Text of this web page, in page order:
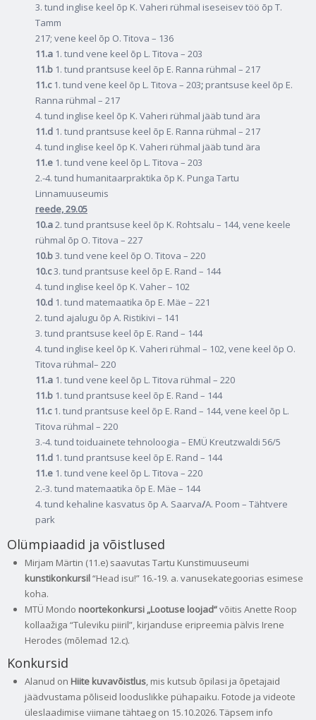
3. tund inglise keel õp K. Vaheri rühmal iseseisev töö õp T.
Tamm
217; vene keel õp O. Titova – 136
11.a 1. tund vene keel õp L. Titova – 203
11.b 1. tund prantsuse keel õp E. Ranna rühmal – 217
11.c 1. tund vene keel õp L. Titova – 203; prantsuse keel õp E.
Ranna rühmal – 217
4. tund inglise keel õp K. Vaheri rühmal jääb tund ära
11.d 1. tund prantsuse keel õp E. Ranna rühmal – 217
4. tund inglise keel õp K. Vaheri rühmal jääb tund ära
11.e 1. tund vene keel õp L. Titova – 203
2.-4. tund humanitaarpraktika õp K. Punga Tartu
Linnamuuseumis
reede, 29.05
10.a2. tund prantsuse keel õp K. Rohtsalu – 144, vene keele
rühmal õp O. Titova – 227
10.b3. tund vene keel õp O. Titova – 220
10.c3. tund prantsuse keel õp E. Rand – 144
4. tund inglise keel õp K. Vaher – 102
10.d 1. tund matemaatika õp E. Mäe – 221
2. tund ajalugu õp A. Ristikivi – 141
3. tund prantsuse keel õp E. Rand – 144
4. tund inglise keel õp K. Vaheri rühmal – 102, vene keel õp O.
Titova rühmal– 220
11.a 1. tund vene keel õp L. Titova rühmal – 220
11.b 1. tund prantsuse keel õp E. Rand – 144
11.c 1. tund prantsuse keel õp E. Rand – 144, vene keel õp L.
Titova rühmal – 220
3.-4. tund toiduainete tehnoloogia – EMÜ Kreutzwaldi 56/5
11.d 1. tund prantsuse keel õp E. Rand – 144
11.e 1. tund vene keel õp L. Titova – 220
2.-3. tund matemaatika õp E. Mäe – 144
4. tund kehaline kasvatus õp A. Saarva/A. Poom – Tähtvere
park
Olümpiaadid ja võistlused
Mirjam Märtin (11.e) saavutas Tartu Kunstimuuseumi
kunstikonkursil“Head isu!” 16.‑19. a. vanusekategoorias esimese
koha.
MTÜ Mondo noortekonkursi „Lootuse loojad“võitis Anette Roop
kollaažiga “Tuleviku piiril”, kirjanduse eripreemia pälvis Irene
Herodes (mõlemad 12.c).
Konkursid
Alanud on Hiite kuvavõistlus, mis kutsub õpilasi ja õpetajaid
jäädvustama põliseid looduslikke pühapaiku. Fotode ja videote
üleslaadimise viimane tähtaeg on 15.10.2026. Täpsem info